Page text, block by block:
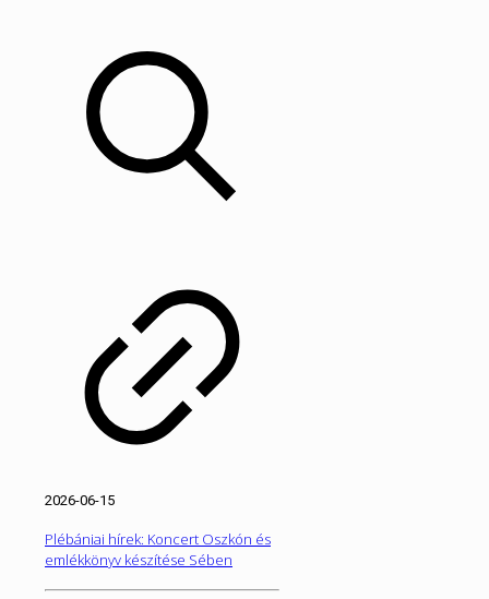
2026-06-15
Plébániai hírek: Koncert Oszkón és
emlékkönyv készítése Sében